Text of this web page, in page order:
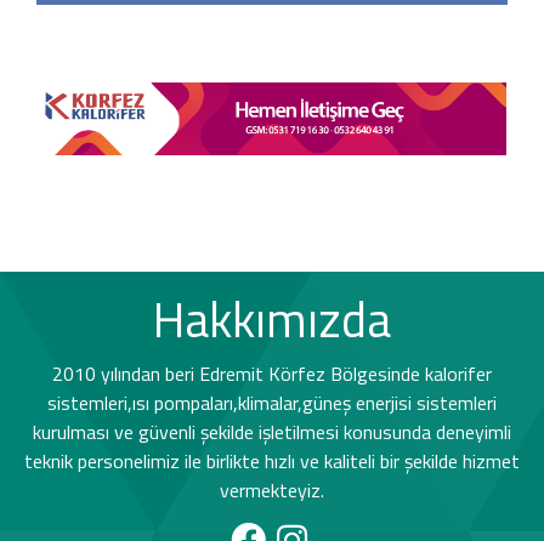
Hakkımızda
2010 yılından beri Edremit Körfez Bölgesinde kalorifer
sistemleri,ısı pompaları,klimalar,güneş enerjisi sistemleri
kurulması ve güvenli şekilde işletilmesi konusunda deneyimli
teknik personelimiz ile birlikte hızlı ve kaliteli bir şekilde hizmet
vermekteyiz.